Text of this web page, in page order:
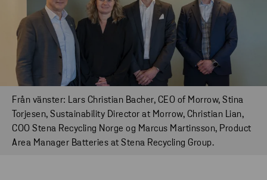
Från vänster: Lars Christian Bacher, CEO of Morrow, Stina
Torjesen, Sustainability Director at Morrow, Christian Lian,
COO Stena Recycling Norge og Marcus Martinsson, Product
Area Manager Batteries at Stena Recycling Group.